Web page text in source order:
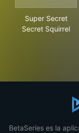
Super Secret
Secret Squirrel
BetaSeries es la